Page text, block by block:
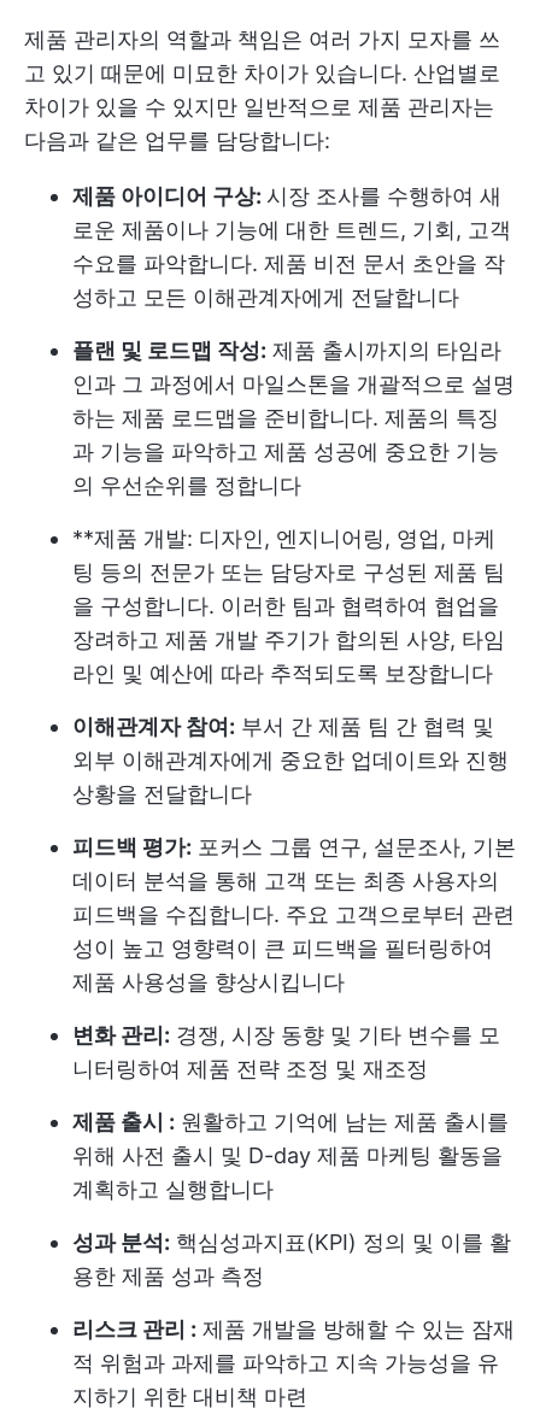
제품 관리자의 역할과 책임은 여러 가지 모자를 쓰
고 있기 때문에 미묘한 차이가 있습니다. 산업별로
차이가 있을 수 있지만 일반적으로 제품 관리자는
다음과 같은 업무를 담당합니다:
제품 아이디어 구상: 시장 조사를 수행하여 새
로운 제품이나 기능에 대한 트렌드, 기회, 고객
수요를 파악합니다. 제품 비전 문서 초안을 작
성하고 모든 이해관계자에게 전달합니다
플랜 및 로드맵 작성: 제품 출시까지의 타임라
인과 그 과정에서 마일스톤을 개괄적으로 설명
하는 제품 로드맵을 준비합니다. 제품의 특징
과 기능을 파악하고 제품 성공에 중요한 기능
의 우선순위를 정합니다
**제품 개발: 디자인, 엔지니어링, 영업, 마케
팅 등의 전문가 또는 담당자로 구성된 제품 팀
을 구성합니다. 이러한 팀과 협력하여 협업을
장려하고 제품 개발 주기가 합의된 사양, 타임
라인 및 예산에 따라 추적되도록 보장합니다
이해관계자 참여: 부서 간 제품 팀 간 협력 및
외부 이해관계자에게 중요한 업데이트와 진행
상황을 전달합니다
피드백 평가: 포커스 그룹 연구, 설문조사, 기본
데이터 분석을 통해 고객 또는 최종 사용자의
피드백을 수집합니다. 주요 고객으로부터 관련
성이 높고 영향력이 큰 피드백을 필터링하여
제품 사용성을 향상시킵니다
변화 관리: 경쟁, 시장 동향 및 기타 변수를 모
니터링하여 제품 전략 조정 및 재조정
제품 출시 : 원활하고 기억에 남는 제품 출시를
위해 사전 출시 및 D-day 제품 마케팅 활동을
계획하고 실행합니다
성과 분석: 핵심성과지표(KPI) 정의 및 이를 활
용한 제품 성과 측정
리스크 관리 : 제품 개발을 방해할 수 있는 잠재
적 위험과 과제를 파악하고 지속 가능성을 유
지하기 위한 대비책 마련